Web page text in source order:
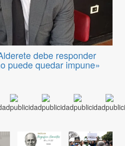
debe responder
puede quedar impune»